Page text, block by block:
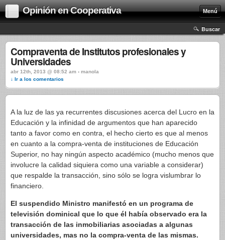
Opinión en Cooperativa Menú
Buscar
Compraventa de Institutos profesionales y
Universidades
abr 12th, 2013 @ 08:52 am › manola
↓ Ir a los comentarios
A la luz de las ya recurrentes discusiones acerca del Lucro en la
Educación y la infinidad de argumentos que han aparecido
tanto a favor como en contra, el hecho cierto es que al menos
en cuanto a la compra-venta de instituciones de Educación
Superior, no hay ningún aspecto académico (mucho menos que
involucre la calidad siquiera como una variable a considerar)
que respalde la transacción, sino sólo se logra vislumbrar lo
financiero.
El suspendido Ministro manifestó en un programa de
televisión dominical que lo que él había observado era la
transacción de las inmobiliarias asociadas a algunas
universidades, mas no la compra-venta de las mismas.